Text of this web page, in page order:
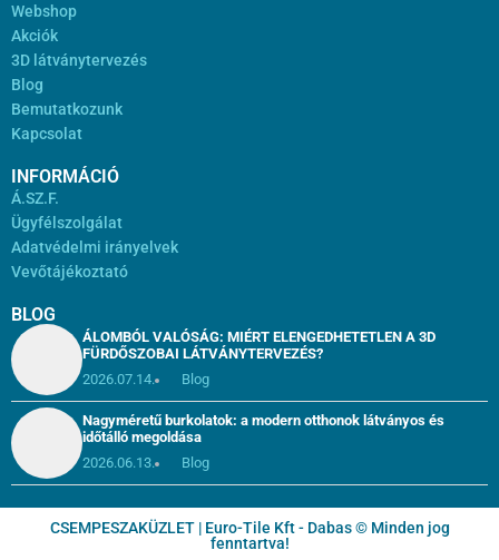
Webshop
Akciók
3D látványtervezés
Blog
Bemutatkozunk
Kapcsolat
INFORMÁCIÓ
Á.SZ.F.
Ügyfélszolgálat
Adatvédelmi irányelvek
Vevőtájékoztató
BLOG
ÁLOMBÓL VALÓSÁG: MIÉRT ELENGEDHETETLEN A 3D
FÜRDŐSZOBAI LÁTVÁNYTERVEZÉS?
2026.07.14.
Blog
Nagyméretű burkolatok: a modern otthonok látványos és
időtálló megoldása
2026.06.13.
Blog
CSEMPESZAKÜZLET | Euro-Tile Kft - Dabas © Minden jog
fenntartva!